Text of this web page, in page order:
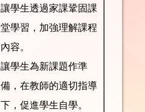
讓學生透過家課鞏固課
堂學習，加強理解課程
內容。
讓學生為新課題作準
備，在教師的適切指導
下，促進學生自學。